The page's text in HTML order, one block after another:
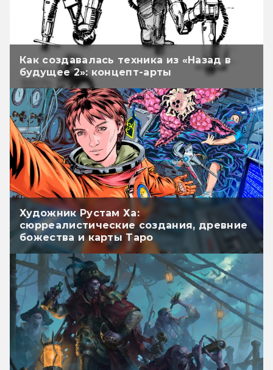
Как создавалась техника из «Назад в
будущее 2»: концепт-арты
Художник Рустам Ха:
сюрреалистические создания, древние
божества и карты Таро